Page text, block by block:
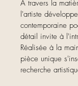
A travers la
l'artiste
contemporaine
détail invite à
Réalisée à la
pièce unique
recherche